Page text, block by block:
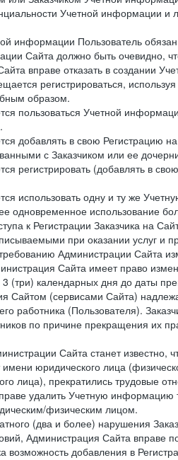
Учетной информации
информации Пользователь
Сайта должно быть очевидно,
вправе отказать в создании
регистрироваться,
образом.
пользоваться Учетной
добавлять в свою Регистрацию
с Заказчиком или ее
регистрировать (добавлять в
использовать одну и ту же
одновременное использование
к Регистрации Заказчика на
при оказании услуг и
Администрации Сайта
Сайта имеет право
3 (три) календарных дня до даты
Сайтом (сервисами Сайта)
работника (Пользователя).
по причине прекращения их
Сайта станет
имени юридического лица
лица), прекратились трудовые
удалить Учетную информацию
физическим лицом.
(два и более) нарушения
Администрация Сайта вправе
возможность добавления в